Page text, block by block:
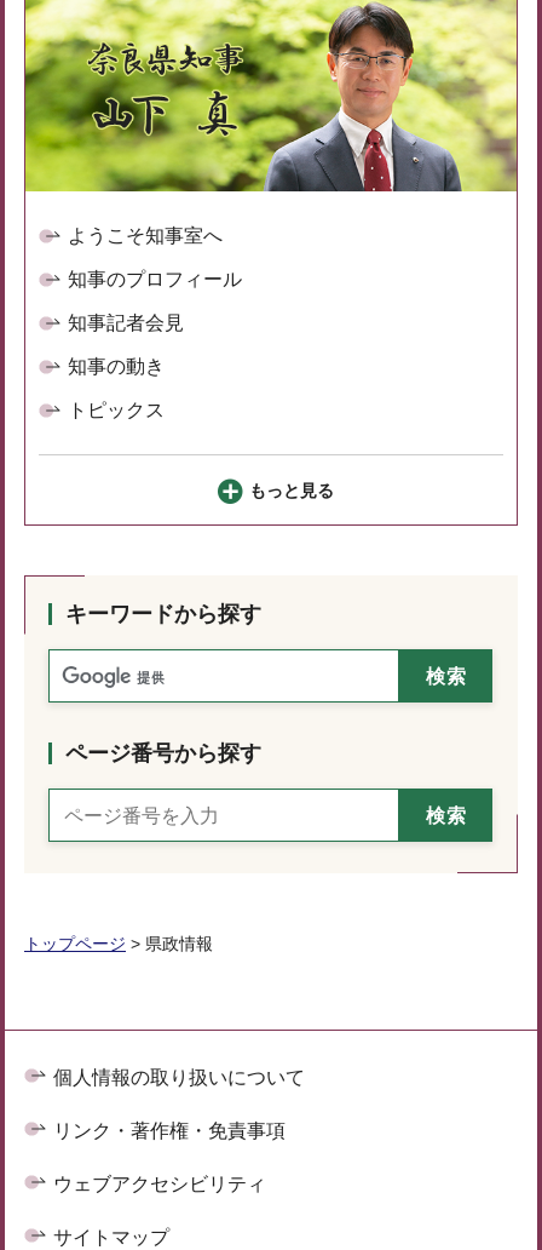
ようこそ知事室へ
知事のプロフィール
知事記者会見
知事の動き
トピックス
もっと見る
キーワードから探す
ページ番号から探す
トップページ > 県政情報
個人情報の取り扱いについて
リンク・著作権・免責事項
ウェブアクセシビリティ
サイトマップ